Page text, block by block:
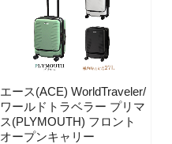
エース(ACE) WorldTraveler/
ワールドトラベラー プリマ
ス(PLYMOUTH) フロント
オープンキャリー